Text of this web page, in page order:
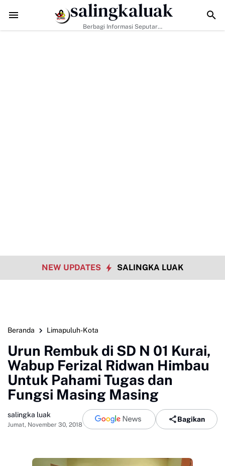
Hanya Tugas Pemerintah, H. Ilson Cong Dorong Keluarga dan
salingkaluak
Berbagi Informasi Seputar
NEW UPDATES SALINGKA LUAK
Beranda Limapuluh-Kota
Urun Rembuk di SD N 01 Kurai,
Wabup Ferizal Ridwan Himbau
Untuk Pahami Tugas dan
Fungsi Masing Masing
salingka luak
Jumat, November 30, 2018
Bagikan